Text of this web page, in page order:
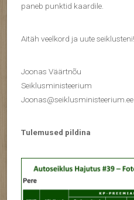
paneb punktid kaardile.
Aitäh veelkord ja uute seiklusteni!
Joonas Väärtnõu
Seiklusministeerium
Joonas@seiklusministeerium.ee
Tulemused pildina